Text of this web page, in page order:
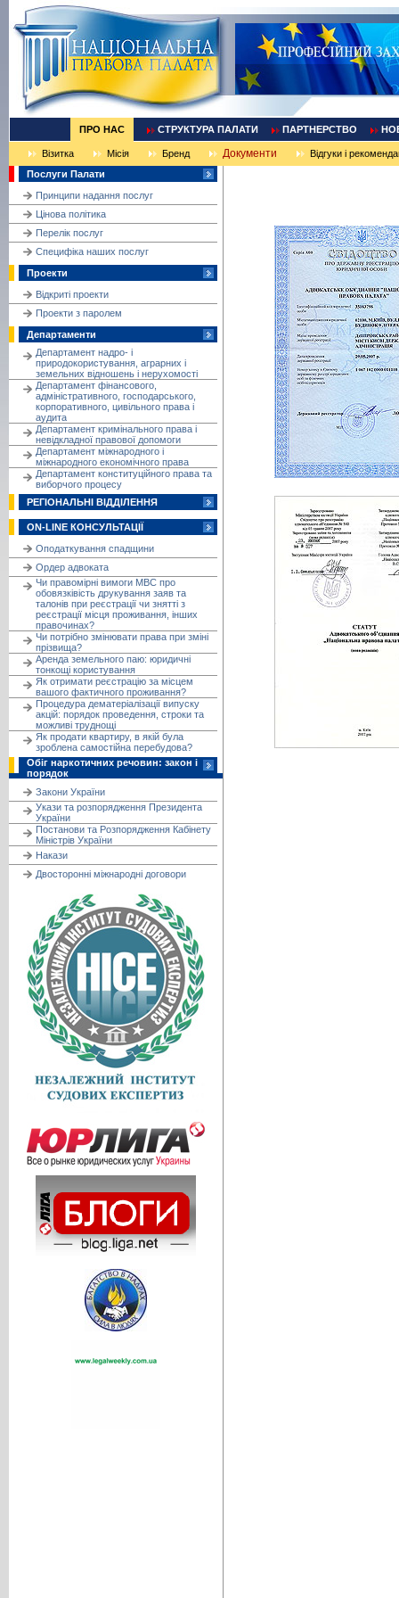
ПРО НАС СТРУКТУРА ПАЛАТИ ПАРТНЕРСТВО
Візитка Місія Бренд Документи
Відгуки і
Послуги Палати
Принципи надання послуг
Цінова політика
Перелік послуг
Cпецифіка наших послуг
Проекти
Відкриті проекти
Проекти з паролем
Департаменти
Департамент надро- і
природокористування, аграрних і
земельних відношень і нерухомості
Департамент фінансового,
адміністративного, господарського,
корпоративного, цивільного права і
аудита
Департамент кримінального права і
невідкладної правової допомоги
Департамент міжнародного і
міжнародного економічного права
Департамент конституційного права та
виборчого процесу
РЕГІОНАЛЬНІ ВІДДІЛЕННЯ
ON-LINE КОНСУЛЬТАЦІЇ
Оподаткування спадщини
Ордер адвоката
Чи правомірні вимоги МВС про
обовязківість друкування заяв та
талонів при реєстрації чи знятті з
реєстрації місця проживання, інших
правочинах?
Чи потрібно змінювати права при зміні
прізвища?
Аренда земельного паю: юридичні
тонкощі користування
Як отримати реєстрацію за місцем
вашого фактичного проживання?
Процедура дематеріалізації випуску
акцій: порядок проведення, строки та
можливі труднощі
Як продати квартиру, в якій була
зроблена самостійна перебудова?
Обіг наркотичних речовин: закон і
порядок
Закони України
Укази та розпорядження Президента
України
Постанови та Розпорядження Кабінету
Міністрів України
Накази
Двосторонні міжнародні договори